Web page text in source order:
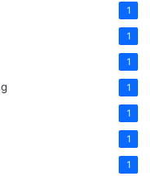
1
1
1
1
1
1
1